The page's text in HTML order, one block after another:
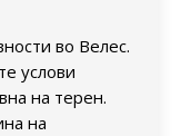
во Велес.
услови
на терен.
на